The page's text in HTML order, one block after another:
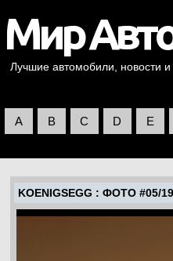
Лучшие автомобили, новости
A B C D E
KOENIGSEGG : ФОТО #05/19